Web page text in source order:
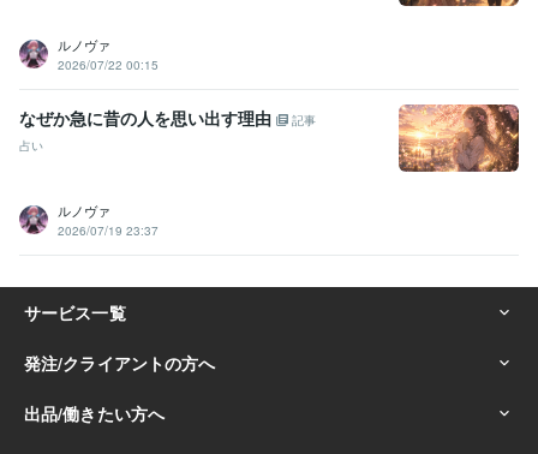
ルノヴァ
2026/07/22 00:15
なぜか急に昔の人を思い出す理由
記事
占い
ルノヴァ
2026/07/19 23:37